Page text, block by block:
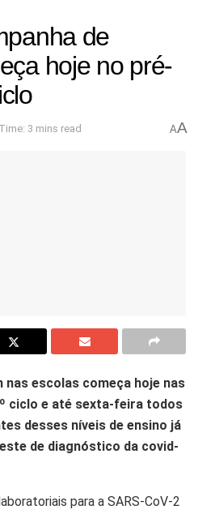
de
hoje no pré-
3 mins read AA
nas escolas começa hoje nas
ciclo e até sexta-feira todos
desses níveis de ensino já
de diagnóstico da covid-
para a SARS-CoV-2